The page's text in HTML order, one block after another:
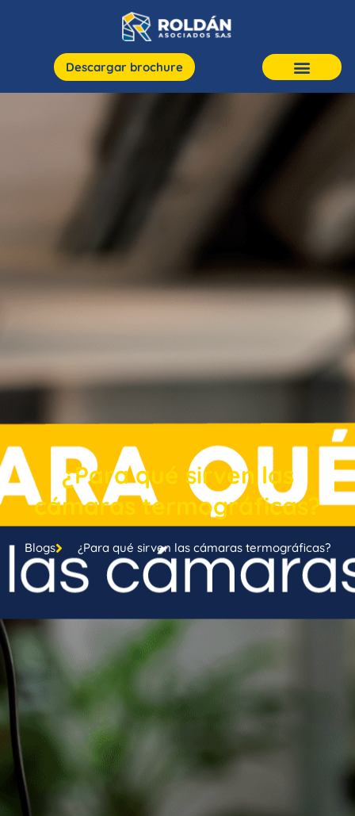
Descargar brochure
¿Para qué sirven las
cámaras termográficas?
Blogs ¿Para qué sirven las cámaras termográficas?